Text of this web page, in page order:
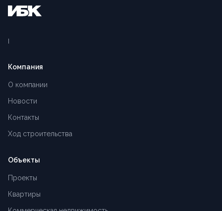
Компания
О компании
Новости
Контакты
Ход строительства
Объекты
Проекты
Квартиры